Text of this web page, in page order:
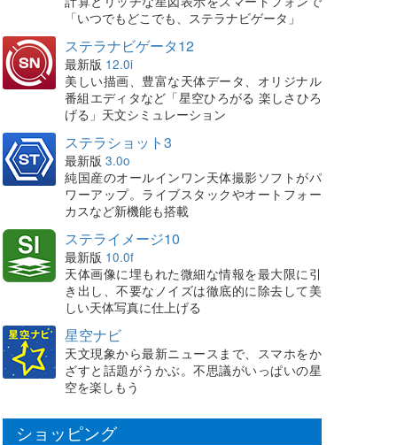
「いつでもどこでも、ステラナビゲータ」
ステラナビゲータ12
最新版 12.0i
美しい描画、豊富な天体データ、オリジナル
番組エディタなど「星空ひろがる 楽しさひろ
げる」天文シミュレーション
ステラショット3
最新版 3.0o
純国産のオールインワン天体撮影ソフトがパ
ワーアップ。ライブスタックやオートフォー
カスなど新機能も搭載
ステライメージ10
最新版 10.0f
天体画像に埋もれた微細な情報を最大限に引
き出し、不要なノイズは徹底的に除去して美
しい天体写真に仕上げる
星空ナビ
天文現象から最新ニュースまで、スマホをか
ざすと話題がうかぶ。不思議がいっぱいの星
空を楽しもう
ショッピング